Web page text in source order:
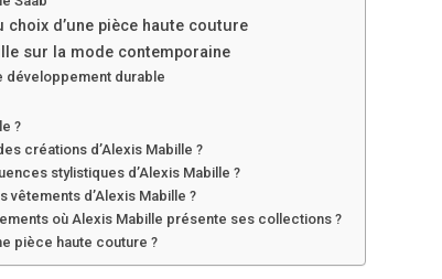
choix d’une pièce haute couture
sur la mode contemporaine
développement durable
?
créations d’Alexis Mabille ?
stylistiques d’Alexis Mabille ?
vêtements d’Alexis Mabille ?
où Alexis Mabille présente ses collections ?
pièce haute couture ?